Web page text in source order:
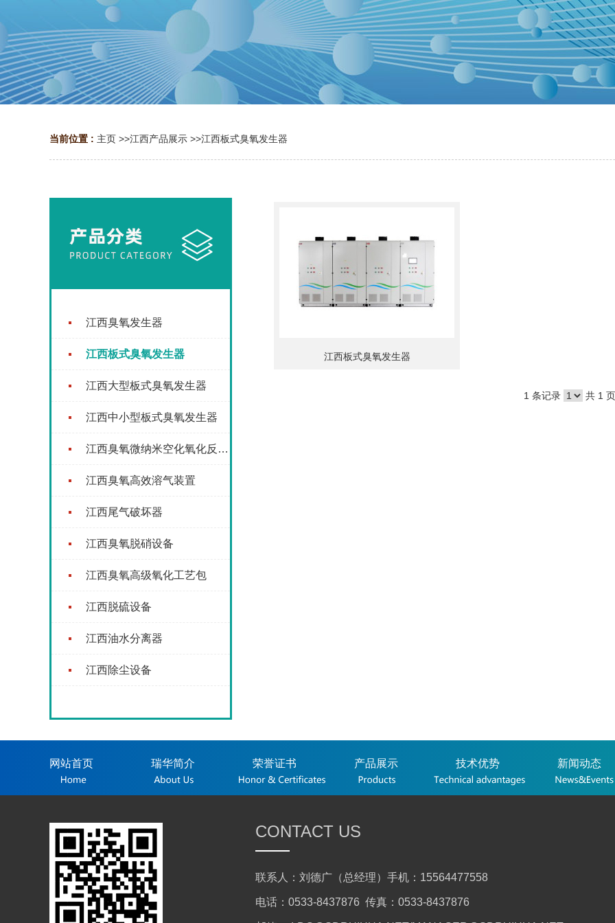
当前位置 : 主页 >>江西产品展示 >>江西板式臭氧发生器
江西臭氧发生器
江西板式臭氧发生器
江西大型板式臭氧发生器
江西中小型板式臭氧发生器
江西臭氧微纳米空化氧化反应器
江西臭氧高效溶气装置
江西尾气破坏器
江西臭氧脱硝设备
江西臭氧高级氧化工艺包
江西脱硫设备
江西油水分离器
江西除尘设备
江西板式臭氧发生器
1 条记录 共 1 页
网站首页 瑞华简介 荣誉证书 产品展示 技术优势 新闻动态
CONTACT US
联系人：刘德广（总经理）手机：15564477558
电话：0533-8437876 传真：0533-8437876